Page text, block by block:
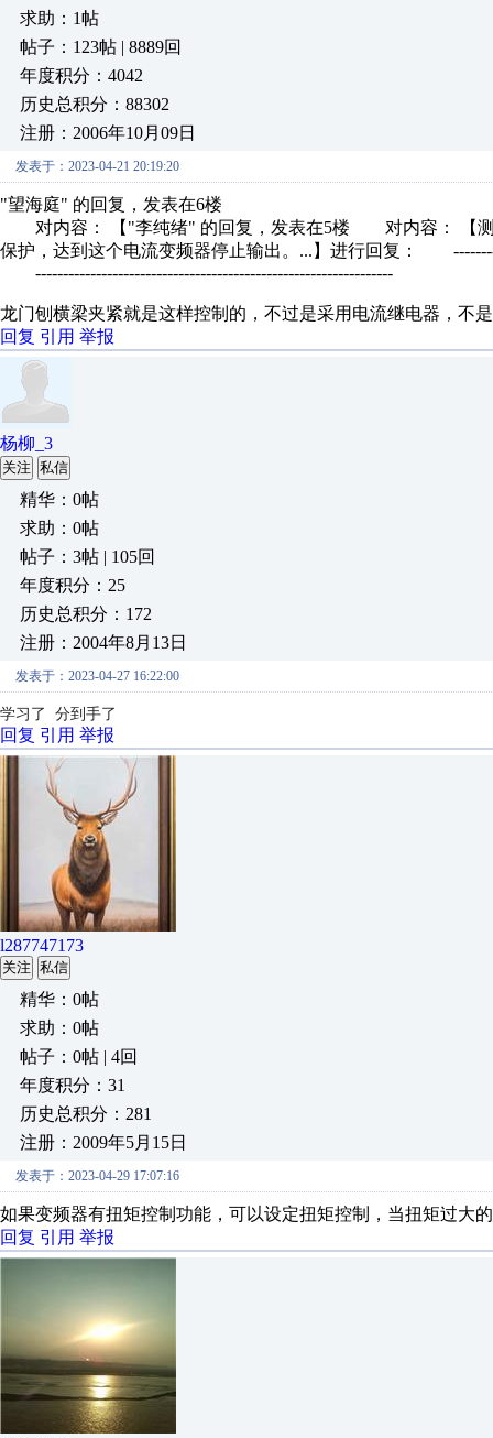
求助：1帖
帖子：123帖 | 8889回
年度积分：4042
历史总积分：88302
注册：2006年10月09日
发表于：2023-04-21 20:19:20
"望海庭" 的回复，发表在6楼
对内容： 【"李纯绪" 的回复，发表在5楼 对内容： 【测
保护，达到这个电流变频器停止输出。...】进行回复：
-----------------------------------------------------------------
龙门刨横梁夹紧就是这样控制的，不过是采用电流继电器，不
回复 引用 举报
杨柳_3
关注 私信
精华：0帖
求助：0帖
帖子：3帖 | 105回
年度积分：25
历史总积分：172
注册：2004年8月13日
发表于：2023-04-27 16:22:00
学习了 分到手了
回复 引用 举报
l287747173
关注 私信
精华：0帖
求助：0帖
帖子：0帖 | 4回
年度积分：31
历史总积分：281
注册：2009年5月15日
发表于：2023-04-29 17:07:16
如果变频器有扭矩控制功能，可以设定扭矩控制，当扭矩过大
回复 引用 举报